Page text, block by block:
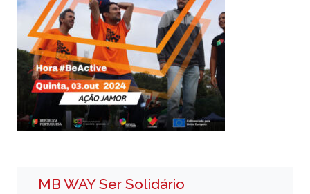
MB WAY Ser Solidário